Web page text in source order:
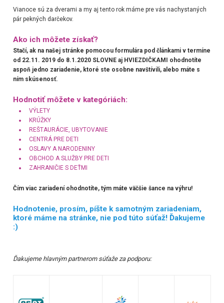
Vianoce sú za dverami a my aj tento rok máme pre vás nachystaných
pár pekných darčekov.
Ako ich môžete získať?
Stačí, ak na našej stránke pomocou formulára pod článkami v termíne
od 22.11. 2019 do 8.1.2020 SLOVNE aj HVIEZDIČKAMI ohodnotíte
aspoň jedno zariadenie, ktoré ste osobne navštívili, alebo máte s
ním skúsenosť.
Hodnotiť môžete v kategóriách:
VÝLETY
KRÚŽKY
REŠTAURÁCIE, UBYTOVANIE
CENTRÁ PRE DETI
OSLAVY A NARODENINY
OBCHOD A SLUŽBY PRE DETI
ZAHRANIČIE S DEŤMI
Čím viac zariadení ohodnotíte, tým máte väčšie šance na výhru!
Hodnotenie, prosím, píšte k samotným zariadeniam,
ktoré máme na stránke, nie pod túto súťaž! Ďakujeme
:)
Ďakujeme hlavným partnerom súťaže za podporu: